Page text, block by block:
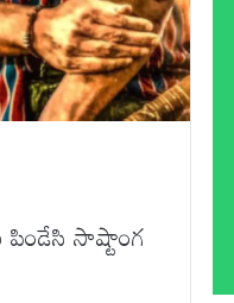
పిండేసి సాష్టాంగ